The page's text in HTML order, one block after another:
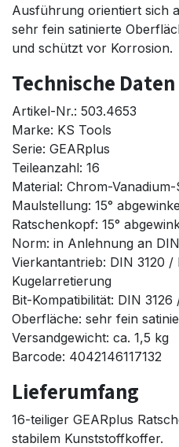
Ausführung orientiert sich
sehr fein satinierte
und schützt vor Korrosion.
Technische Daten
Artikel-Nr.: 503.4653
Marke: KS Tools
Serie: GEARplus
Teileanzahl: 16
Material: Chrom-
Maulstellung: 15°
Ratschenkopf: 15°
Norm: in Anlehnung an DIN
Vierkantantrieb: DIN 3120 /
Kugelarretierung
Bit-Kompatibilität: DIN 3126
Oberfläche: sehr fein
Versandgewicht: ca. 1,5 kg
Barcode: 4042146117132
Lieferumfang
16-teiliger GEARplus
stabilem Kunststoffkoffer.